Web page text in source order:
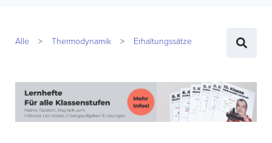
Alle Thermodynamik Erhaltungssätze